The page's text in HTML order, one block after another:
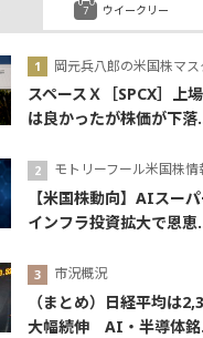
岡元兵八郎の米国株マ
スペースＸ［SPCX］上
は良かったが株価が下落
モトリーフール米国株情
【米国株動向】AIスー
インフラ投資拡大で恩恵
市況概況
（まとめ）日経平均は
大幅続伸 AI・半導体銘
ウイークリー